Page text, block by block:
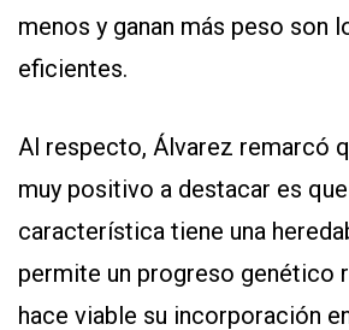
menos y ganan más peso son
eficientes.
Al respecto, Álvarez remarcó
muy positivo a destacar es
característica tiene una
permite un progreso genético
hace viable su incorporación